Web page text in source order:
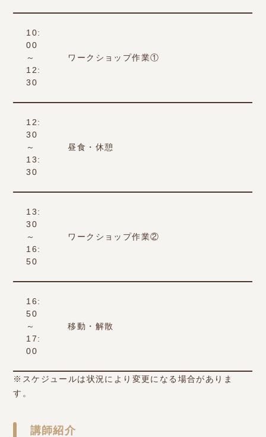
10:
00
～
12:
30
ワークショップ作業①
12:
30
～
13:
30
昼食・休憩
13:
30
～
16:
50
ワークショップ作業②
16:
50
～
17:
00
移動・解散
※スケジュールは状況により変更になる場合がありま
す。
講師紹介